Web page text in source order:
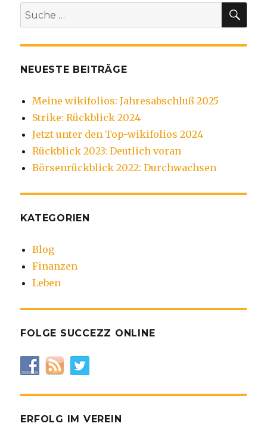
Suche
nach:
NEUESTE BEITRÄGE
Meine wikifolios: Jahresabschluß 2025
Strike: Rückblick 2024
Jetzt unter den Top-wikifolios 2024
Rückblick 2023: Deutlich voran
Börsenrückblick 2022: Durchwachsen
KATEGORIEN
Blog
Finanzen
Leben
FOLGE SUCCEZZ ONLINE
ERFOLG IM VEREIN